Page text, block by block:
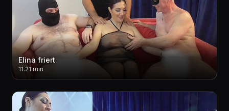
Elina friert
11.21 min